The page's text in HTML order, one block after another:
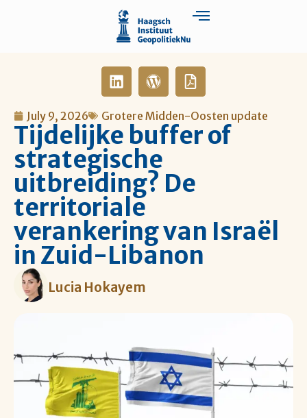
July 9, 2026 Grotere Midden-Oosten update
Tijdelijke buffer of
strategische
uitbreiding? De
territoriale
verankering van Israël
in Zuid-Libanon
Lucia Hokayem